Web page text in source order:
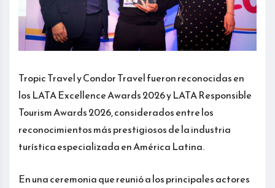
Tropic Travel y Condor Travel fueron reconocidas en
los LATA Excellence Awards 2026 y LATA Responsible
Tourism Awards 2026, considerados entre los
reconocimientos más prestigiosos de la industria
turística especializada en América Latina.
En una ceremonia que reunió a los principales actores